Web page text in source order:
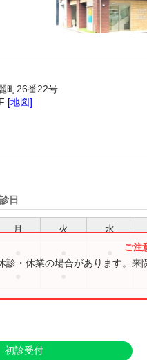
町26番22号
[地図]
日
月 火 水
診・休業の場合があります。来
初診受付